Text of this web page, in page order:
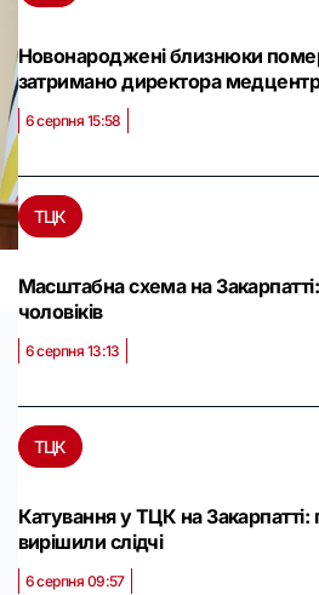
Новонароджені близнюки
затримано директора
6 серпня 15:58
ТЦК
Масштабна схема на
чоловіків
6 серпня 13:13
ТЦК
Катування у ТЦК на
вирішили слідчі
6 серпня 09:57